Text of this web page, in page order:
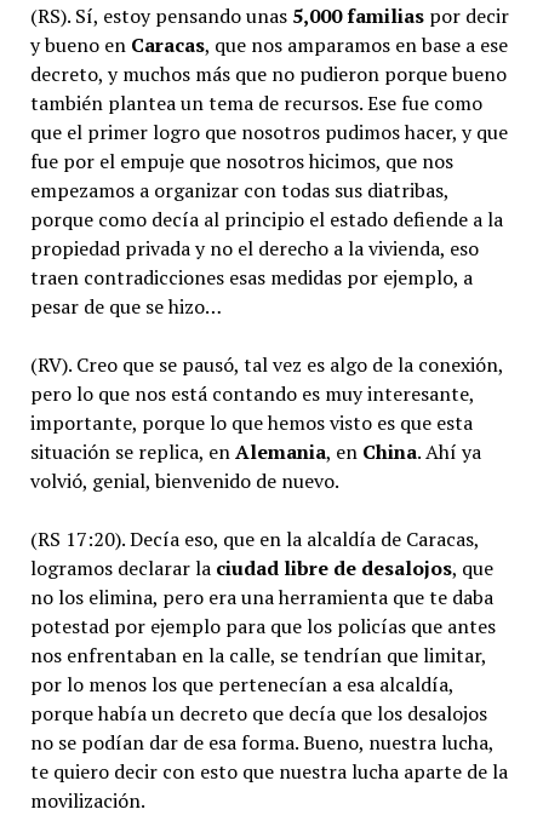
(RS). Sí, estoy pensando unas 5,000 familiaspor decir
y bueno en Caracas, que nos amparamos en base a ese
decreto, y muchos más que no pudieron porque bueno
también plantea un tema de recursos. Ese fue como
que el primer logro que nosotros pudimos hacer, y que
fue por el empuje que nosotros hicimos, que nos
empezamos a organizar con todas sus diatribas,
porque como decía al principio el estado defiende a la
propiedad privada y no el derecho a la vivienda, eso
traen contradicciones esas medidas por ejemplo, a
pesar de que se hizo…
(RV). Creo que se pausó, tal vez es algo de la conexión,
pero lo que nos está contando es muy interesante,
importante, porque lo que hemos visto es que esta
situación se replica, enAlemania, en China. Ahí ya
volvió, genial, bienvenido de nuevo.
(RS 17:20). Decía eso, que en la alcaldía de Caracas,
logramos declarar la ciudad libre de desalojos, que
no los elimina, pero era una herramienta que te daba
potestad por ejemplo para que los policías que antes
nos enfrentaban en la calle, se tendrían que limitar,
por lo menos los que pertenecían a esa alcaldía,
porque había un decreto que decía que los desalojos
no se podían dar de esa forma. Bueno, nuestra lucha,
te quiero decir con esto que nuestra lucha aparte de la
movilización.